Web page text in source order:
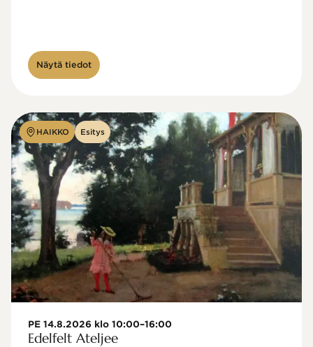
Näytä tiedot
HAIKKO Esitys
PE 14.8.2026 klo 10:00–16:00
Edelfelt Ateljee